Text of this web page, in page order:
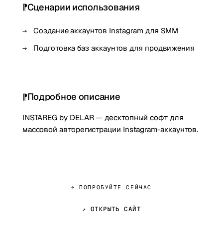
Сценарии использования
Создание аккаунтов Instagram для SMM
Подготовка баз аккаунтов для продвижения
Подробное описание
INSTAREG by DELAR — десктопный софт для
массовой авторегистрации Instagram-аккаунтов.
⌖ ПОПРОБУЙТЕ СЕЙЧАС
↗ ОТКРЫТЬ САЙТ